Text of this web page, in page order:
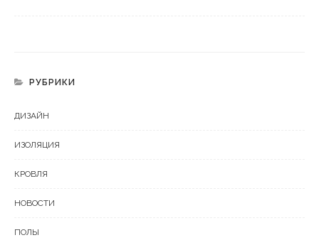
РУБРИКИ
ДИЗАЙН
ИЗОЛЯЦИЯ
КРОВЛЯ
НОВОСТИ
ПОЛЫ